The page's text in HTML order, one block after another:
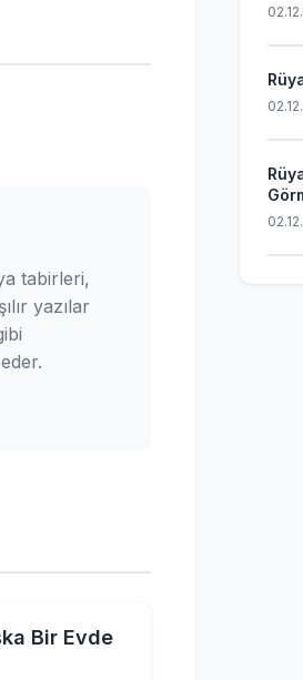
tabirleri,
yazılar
Bir Evde